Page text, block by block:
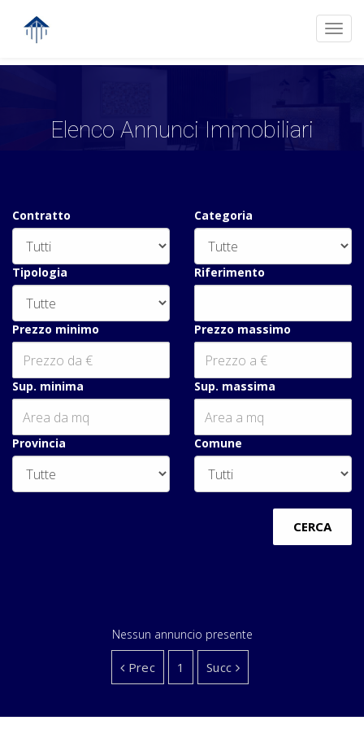
Elenco Annunci Immobiliari
Contratto Categoria
Tipologia Riferimento
Prezzo minimo Prezzo massimo
Sup. minima Sup. massima
Provincia Comune
CERCA
Nessun annuncio presente
Prec 1 Succ